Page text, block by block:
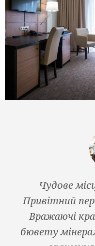
Чудове
Привітний
Вражаючі
бювету